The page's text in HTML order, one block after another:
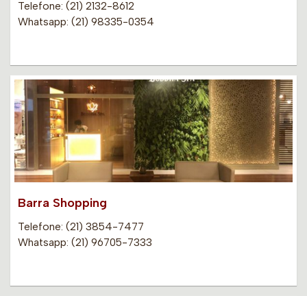
Telefone: (21) 2132-8612
Whatsapp: (21) 98335-0354
Barra Shopping
Telefone: (21) 3854-7477
Whatsapp: (21) 96705-7333